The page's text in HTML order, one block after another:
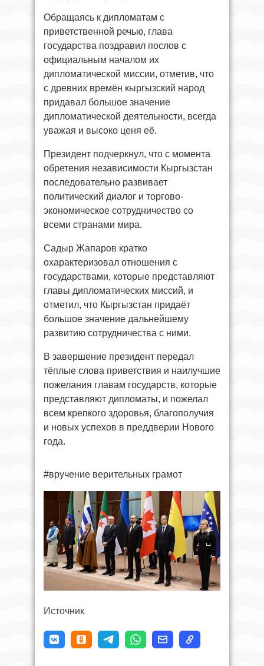
Обращаясь к дипломатам с
приветственной речью, глава
государства поздравил послов с
официальным началом их
дипломатической миссии, отметив, что
с древних времён кыргызский народ
придавал большое значение
дипломатической деятельности, всегда
уважая и высоко ценя её.
Президент подчеркнул, что с момента
обретения независимости Кыргызстан
последовательно развивает
политический диалог и торгово-
экономическое сотрудничество со
всеми странами мира.
Садыр Жапаров кратко
охарактеризовал отношения с
государствами, которые представляют
главы дипломатических миссий, и
отметил, что Кыргызстан придаёт
большое значение дальнейшему
развитию сотрудничества с ними.
В завершение президент передал
тёплые слова приветствия и наилучшие
пожелания главам государств, которые
представляют дипломаты, и пожелал
всем крепкого здоровья, благополучия
и новых успехов в преддверии Нового
года.
#вручение верительных грамот
Источник